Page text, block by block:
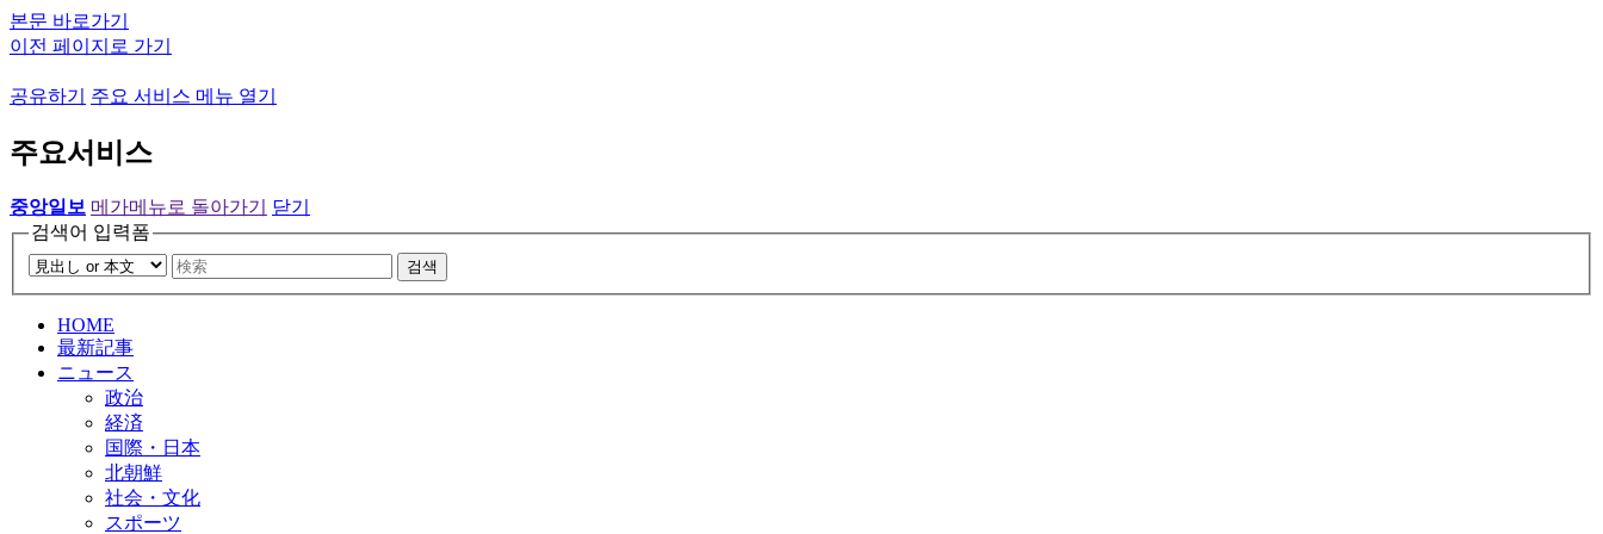
본문 바로가기
이전 페이지로 가기
공유하기 주요 서비스 메뉴 열기
주요서비스
중앙일보 메가메뉴로 돌아가기
닫기
검색어 입력폼
검색
HOME
最新記事
ニュース
政治
経済
国際・日本
北朝鮮
社会・文化
スポーツ